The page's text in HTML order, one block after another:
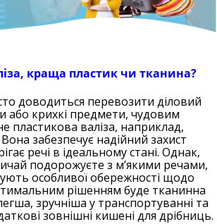
краща пластик чи тканина?
доводиться перевозити діловий
або крихкі предмети, чудовим
пластикова валіза, наприклад,
Вона забезпечує надійний захист
речі в ідеальному стані. Однак,
подорожуєте з м’якими речами,
особливої обережності щодо
рішенням буде тканинна
зручніша у транспортуванні та
зовнішні кишені для дрібниць.